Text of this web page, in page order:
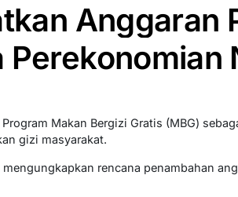
Anggaran
Perekonomian
Makan Bergizi Gratis (MBG)
gizi masyarakat.
rencana penambahan